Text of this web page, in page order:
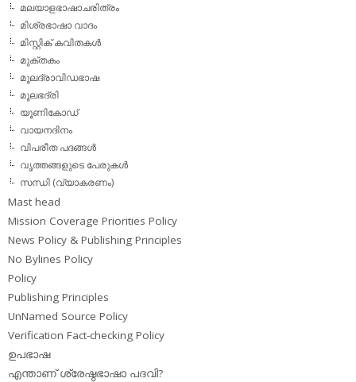
മലയാളഭാഷാചരിത്രം
മിശ്രഭാഷാ വാദം
മിസ്റ്റിക് കവിതകള്‍
മുക്തകം
മൂലദ്രാവിഡഭാഷ
മൂലഭദ്രി
യൂണികോഡ്
വായനദിനം
വിപരീത പദങ്ങള്‍
വൃത്തങ്ങളുടെ പേരുകള്‍
സന്ധി (വ്യാകരണം)
Mast head
Mission Coverage Priorities Policy
News Policy & Publishing Principles
No Bylines Policy
Policy
Publishing Principles
UnNamed Source Policy
Verification Fact-checking Policy
ഉപഭാഷ
എന്താണ് ശ്രേഷ്ഠഭാഷാ പദവി?